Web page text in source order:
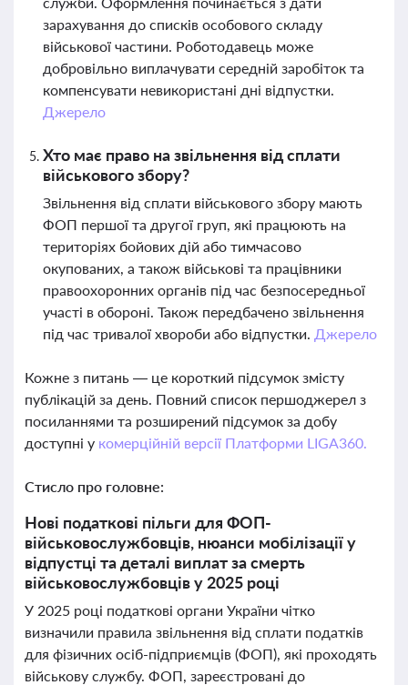
зарахування до списків особового складу
військової частини. Роботодавець може
добровільно виплачувати середній заробіток та
компенсувати невикористані дні відпустки.
Джерело
Хто має право на звільнення від сплати
військового збору?
Звільнення від сплати військового збору мають
ФОП першої та другої груп, які працюють на
територіях бойових дій або тимчасово
окупованих, а також військові та працівники
правоохоронних органів під час безпосередньої
участі в обороні. Також передбачено звільнення
під час тривалої хвороби або відпустки. Джерело
Кожне з питань — це короткий підсумок змісту
публікацій за день. Повний список першоджерел з
посиланнями та розширений підсумок за добу
доступні у комерційній версії Платформи LIGA360.
Стисло про головне:
Нові податкові пільги для ФОП-
військовослужбовців, нюанси мобілізації у
відпустці та деталі виплат за смерть
військовослужбовців у 2025 році
У 2025 році податкові органи України чітко
визначили правила звільнення від сплати податків
для фізичних осіб-підприємців (ФОП), які проходять
військову службу. ФОП, зареєстровані до